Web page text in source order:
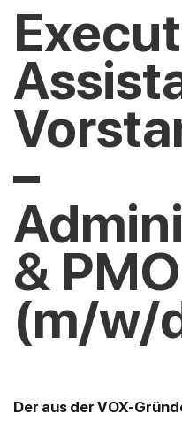
–
& PMO
(m/w/
Der aus der VOX-